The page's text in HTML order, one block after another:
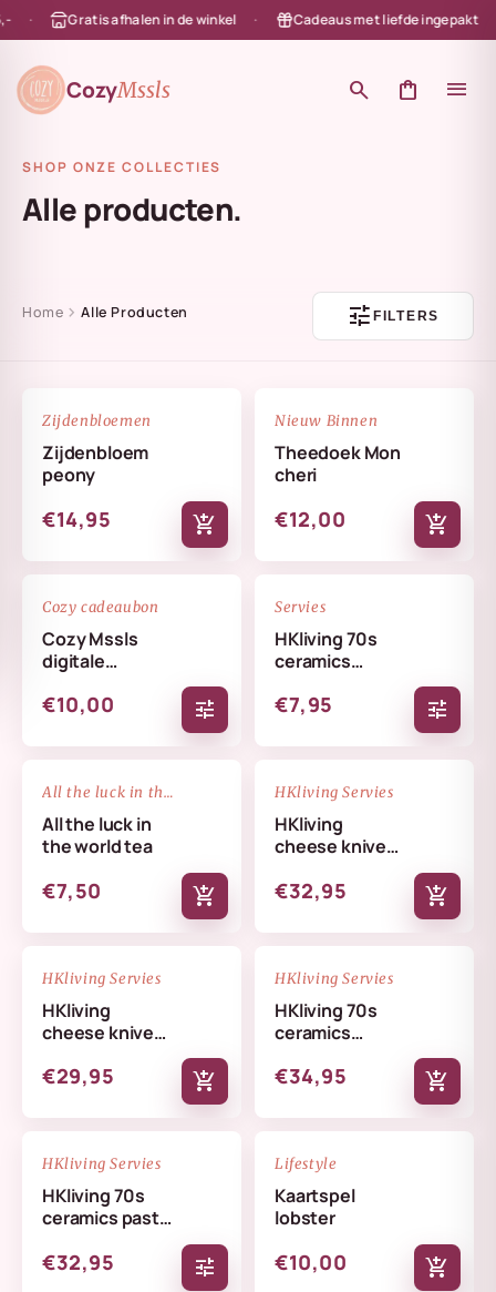
naar de content
Gratis afhalen in de winkel Cadeaus met liefde ingepakt
CozyMssls search shopping_bag menu
SHOP ONZE COLLECTIES
Alle producten.
Home chevron_rightAlle Producten tuneFILTERS
Zijdenbloemen
Zijdenbloem
peony
€14,95 add_shopping_cart
NIEUW
Nieuw Binnen
Theedoek Mon
cheri
€12,00 add_shopping_cart
Cozy cadeaubon
Cozy Mssls
digitale
Alleen online te
€10,00 tune
Servies
HKliving 70s
ceramics
€7,95 tune
All the luck in the world
All the luck in
the world tea
€7,50 add_shopping_cart
NIEUW
HKliving Servies
HKliving
cheese knives
€32,95 add_shopping_cart
NIEUW
HKliving Servies
HKliving
cheese knives
€29,95 add_shopping_cart
NIEUW
HKliving Servies
HKliving 70s
ceramics
skyline
€34,95 add_shopping_cart
NIEUW
HKliving Servies
HKliving 70s
ceramics pasta
€32,95 tune
NIEUW
Lifestyle
Kaartspel
lobster
€10,00 add_shopping_cart